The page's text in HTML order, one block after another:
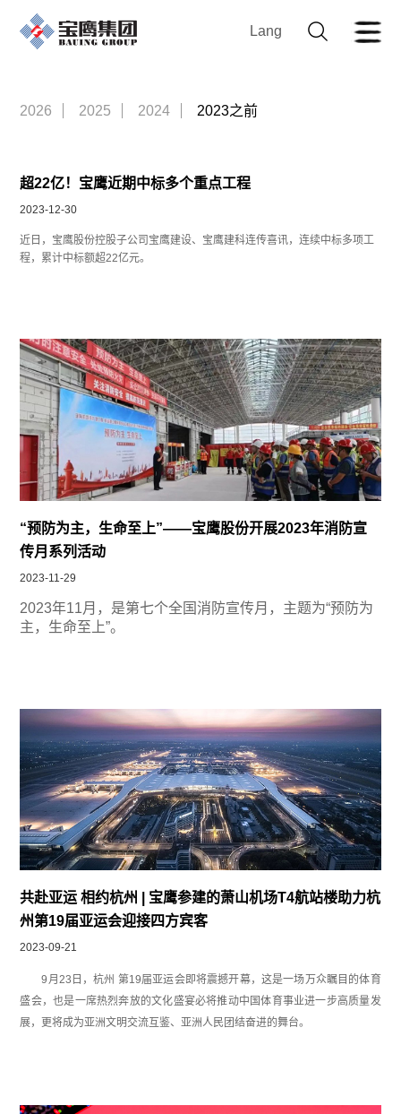
Lang
2026 2025 2024 2023之前
超22亿！宝鹰近期中标多个重点工程
2023-12-30
近日， 宝鹰股份控股子公司 宝鹰建设、宝鹰建科连传喜讯，连续中标多项工
程， 累计中标额超22亿元。
“预防为主，生命至上”——宝鹰股份开展2023年消防宣
传月系列活动
2023-11-29
2023年11月，是第七个全国消防宣传月，主题为“预防为
主，生命至上”。
共赴亚运 相约杭州 | 宝鹰参建的萧山机场T4航站楼助力杭
州第19届亚运会迎接四方宾客
2023-09-21
9月23日，杭州 第19届亚运会即将震撼开幕，这是一场万众瞩目的体育
盛会，也是一席热烈奔放的文化盛宴必将推动中国体育事业进一步高质量发
展，更将成为亚洲文明交流互鉴、亚洲人民团结奋进的舞台。